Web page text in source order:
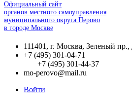
Официальный сайт
органов местного самоуправления
муниципального округа Перово
в городе Москве
111401, г. Москва, Зеленый пр.,
+7 (495) 301-04-71
+7 (495) 301-44-37
mo-perovo@mail.ru
Войти